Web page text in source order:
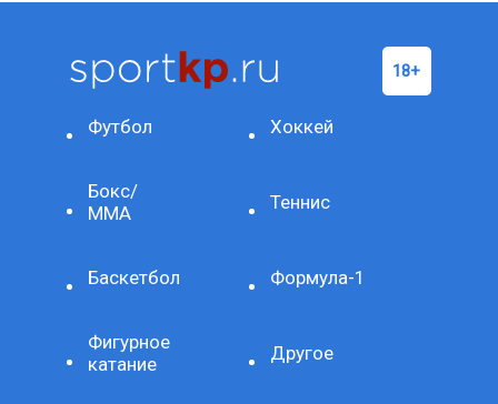
Футбол Хоккей
Бокс/
ММА
Теннис
Баскетбол Формула-1
Фигурное
катание
Другое